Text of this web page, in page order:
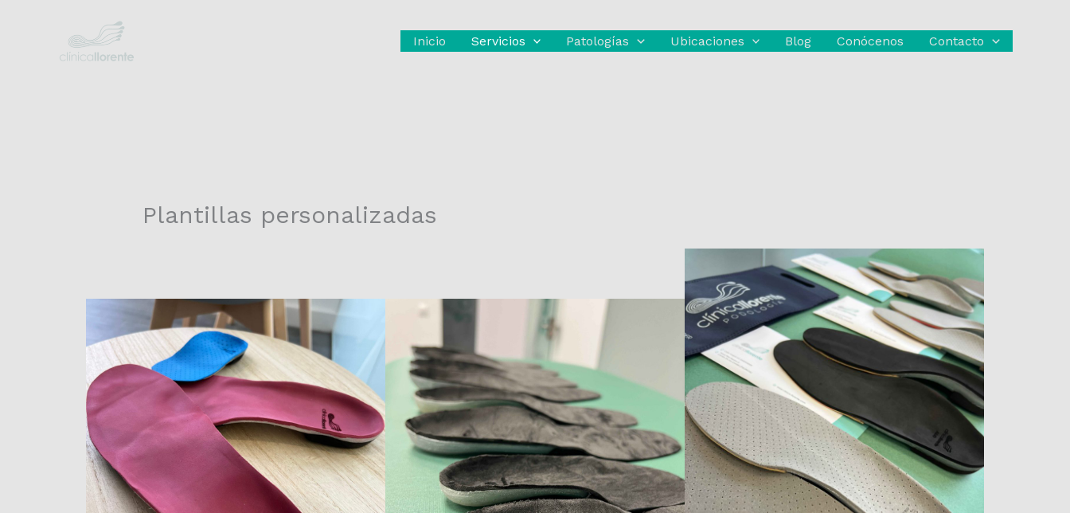
Inicio Servicios Patologías Ubicaciones Blog Conócenos Contacto
Plantillas personalizadas